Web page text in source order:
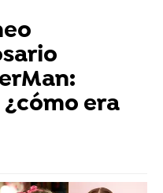
era